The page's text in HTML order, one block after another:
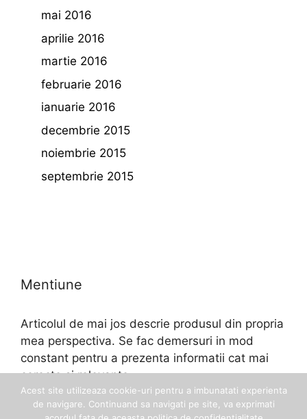
mai 2016
aprilie 2016
martie 2016
februarie 2016
ianuarie 2016
decembrie 2015
noiembrie 2015
septembrie 2015
Mentiune
Articolul de mai jos descrie produsul din propria
mea perspectiva. Se fac demersuri in mod
constant pentru a prezenta informatii cat mai
corecte si relevante.
Acest site utilizeaza cookie-uri pentru a imbunatati experienta
de navigare. Continuand sa navigati pe site, va exprimati